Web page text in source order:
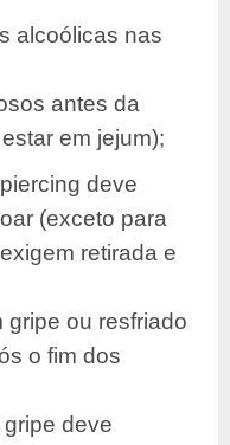
alcoólicas nas
antes da
em jejum);
deve
(exceto para
retirada e
gripe ou resfriado
o fim dos
deve